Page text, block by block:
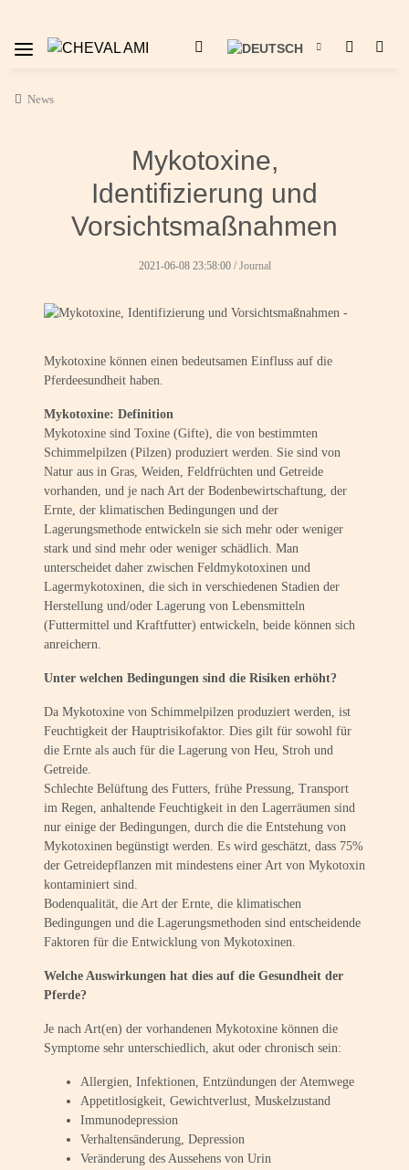
News
Mykotoxine,
Identifizierung und
Vorsichtsmaßnahmen
2021-06-08 23:58:00 /Journal
Mykotoxine können einen bedeutsamen Einfluss auf die
Pferdeesundheit haben.
Mykotoxine: Definition
Mykotoxine sind Toxine (Gifte), die von bestimmten
Schimmelpilzen (Pilzen) produziert werden. Sie sind von
Natur aus in Gras, Weiden, Feldfrüchten und Getreide
vorhanden, und je nach Art der Bodenbewirtschaftung, der
Ernte, der klimatischen Bedingungen und der
Lagerungsmethode entwickeln sie sich mehr oder weniger
stark und sind mehr oder weniger schädlich. Man
unterscheidet daher zwischen Feldmykotoxinen und
Lagermykotoxinen, die sich in verschiedenen Stadien der
Herstellung und/oder Lagerung von Lebensmitteln
(Futtermittel und Kraftfutter) entwickeln, beide können sich
anreichern.
Unter welchen Bedingungen sind die Risiken erhöht?
Da Mykotoxine von Schimmelpilzen produziert werden, ist
Feuchtigkeit der Hauptrisikofaktor. Dies gilt für sowohl für
die Ernte als auch für die Lagerung von Heu, Stroh und
Getreide.
Schlechte Belüftung des Futters, frühe Pressung, Transport
im Regen, anhaltende Feuchtigkeit in den Lagerräumen sind
nur einige der Bedingungen, durch die die Entstehung von
Mykotoxinen begünstigt werden. Es wird geschätzt, dass 75%
der Getreidepflanzen mit mindestens einer Art von Mykotoxin
kontaminiert sind.
Bodenqualität, die Art der Ernte, die klimatischen
Bedingungen und die Lagerungsmethoden sind entscheidende
Faktoren für die Entwicklung von Mykotoxinen.
Welche Auswirkungen hat dies auf die Gesundheit der
Pferde?
Je nach Art(en) der vorhandenen Mykotoxine können die
Symptome sehr unterschiedlich, akut oder chronisch sein:
Allergien, Infektionen, Entzündungen der Atemwege
Appetitlosigkeit, Gewichtverlust, Muskelzustand
Immunodepression
Verhaltensänderung, Depression
Veränderung des Aussehens von Urin